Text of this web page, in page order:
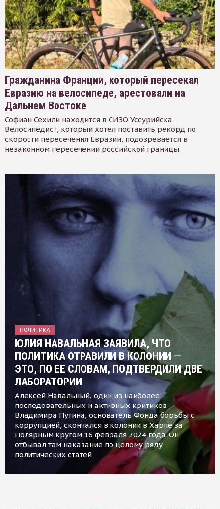
Гражданина Франции, который пересекал
Евразию на велосипеде, арестовали на
Дальнем Востоке
Софиан Сехили находится в СИЗО Уссурийска.
Велосипедист, который хотел поставить рекорд по
скорости пересечения Евразии, подозревается в
незаконном пересечении российской границы
ПОЛИТИКА
ЮЛИЯ НАВАЛЬНАЯ ЗАЯВИЛА, ЧТО
ПОЛИТИКА ОТРАВИЛИ В КОЛОНИИ —
ЭТО, ПО ЕЕ СЛОВАМ, ПОДТВЕРДИЛИ ДВЕ
ЛАБОРАТОРИИ
Алексей Навальный, один из наиболее
последовательных и активных критиков
Владимира Путина, основатель Фонда борьбы с
коррупцией, скончался в колонии в Харпе за
Полярным кругом 16 февраля 2024 года. Он
отбывал там наказание по целому ряду
политических статей